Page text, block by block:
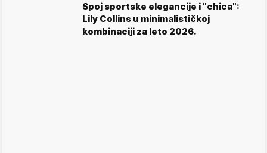
Spoj sportske elegancije i "chica":
Lily Collins u minimalističkoj
kombinaciji za leto 2026.